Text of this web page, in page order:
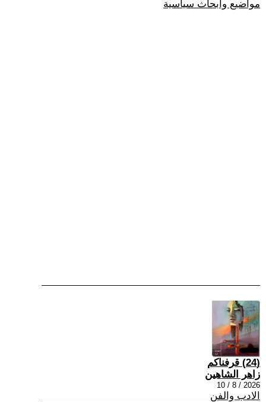
مواضيع وابحاث سياسية
(24) قرفناكم
زاهر الشاهين
2026 / 8 / 10
الادب والفن